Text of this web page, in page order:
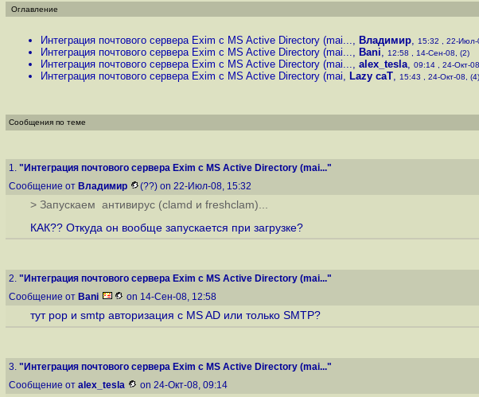
Оглавление
Интеграция почтового сервера Exim c MS Active Directory (mai..., Владимир, 15:32 , 22-Июл-
Интеграция почтового сервера Exim c MS Active Directory (mai..., Bani, 12:58 , 14-Сен-08, (2)
Интеграция почтового сервера Exim c MS Active Directory (mai..., alex_tesla, 09:14 , 24-Окт-
Интеграция почтового сервера Exim c MS Active Directory (mai, Lazy caT, 15:43 , 24-Окт-08, (4)
Сообщения по теме
1. "Интеграция почтового сервера Exim c MS Active Directory (mai..."
Сообщение от Владимир (??) on 22-Июл-08, 15:32
> Запускаем антивирус (clamd и freshclam)...
КАК?? Откуда он вообще запускается при загрузке?
2. "Интеграция почтового сервера Exim c MS Active Directory (mai..."
Сообщение от Bani on 14-Сен-08, 12:58
тут pop и smtp авторизация с MS AD или только SMTP?
3. "Интеграция почтового сервера Exim c MS Active Directory (mai..."
Сообщение от alex_tesla on 24-Окт-08, 09:14